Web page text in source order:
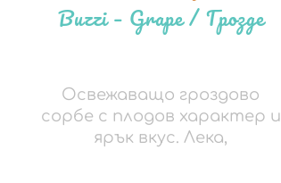
Buzzi – Grape / Грозде
Освежаващо гроздово
сорбе с плодов характер и
ярък вкус. Лека,